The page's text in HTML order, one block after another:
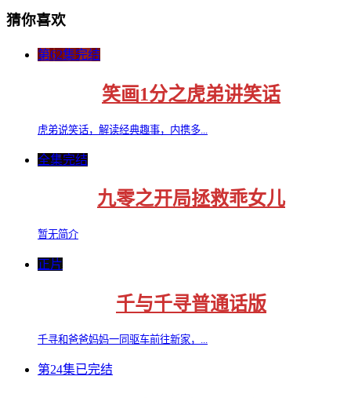
猜你喜欢
第62集完结
笑画1分之虎弟讲笑话
虎弟说笑话，解读经典趣事，内携多...
全集完结
九零之开局拯救乖女儿
暂无简介
正片
千与千寻普通话版
千寻和爸爸妈妈一同驱车前往新家，...
第24集已完结